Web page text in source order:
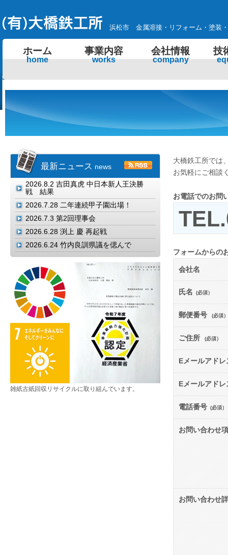
浜松市 金属溶接・リフォーム・塗装
ホーム
home
事業内容
works
会社情報
company
技
大橋鉄工所では
お気軽にご相談
お電話でのお問
フォームからの
会社名
氏名(必須）
郵便番号(必須）
ご住所(必須）
Eメールアドレ
Eメールアドレ
電話番号(必須）
お問い合わせ
お問い合わせ
最新ニュース news
2026.8.2 吉田真虎 中日本新人王決勝
戦 結果
2026.7.28 二年連続甲子園出場！
2026.7.3 第2回理事会
2026.6.28 渕上 慶 再起戦
2026.6.24 竹内良訓県議を偲んで
雑紙古紙回収リサイクルに取り組んでいます。